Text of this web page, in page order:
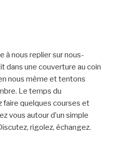
à nous replier sur nous-
dans une couverture au coin
nous même et tentons
Le temps du
faire quelques courses et
vous autour d’un simple
rigolez, échangez.